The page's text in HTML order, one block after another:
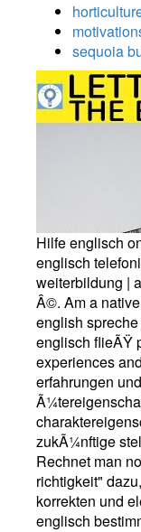
sequoia
Hilfe englisch
englisch
weiterbildung |
Â©. Am a
english
englisch flieÃŸ
experiences
erfahrungen
zukÃ¼nftige
Rechnet man
richtigkeit"
korrekten und
englisch